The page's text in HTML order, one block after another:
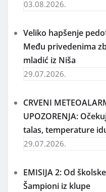
03.08.2026.
Veliko hapšenje
Među privedenima
mladić iz Niša
29.07.2026.
CRVENI
UPOZORENJA:
talas, temperature
29.07.2026.
EMISIJA 2: Od
Šampioni iz klupe